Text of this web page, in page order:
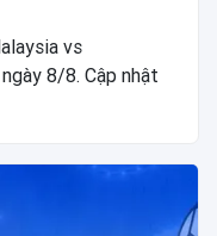
vs
8/8. Cập nhật